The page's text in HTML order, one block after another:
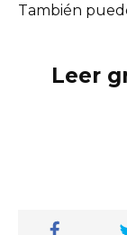
También
Leer